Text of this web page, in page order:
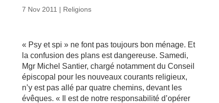
7 Nov 2011 | Religions
« Psy et spi » ne font pas toujours bon ménage. Et
la confusion des plans est dangereuse. Samedi,
Mgr Michel Santier, chargé notamment du Conseil
épiscopal pour les nouveaux courants religieux,
n’y est pas allé par quatre chemins, devant les
évêques. « Il est de notre responsabilité d’opérer